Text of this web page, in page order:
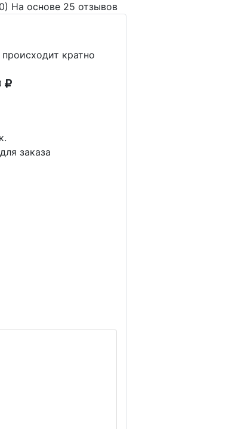
На основе 25 отзывов
кратно
заказа